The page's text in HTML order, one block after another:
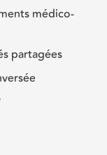
médico-
partagées